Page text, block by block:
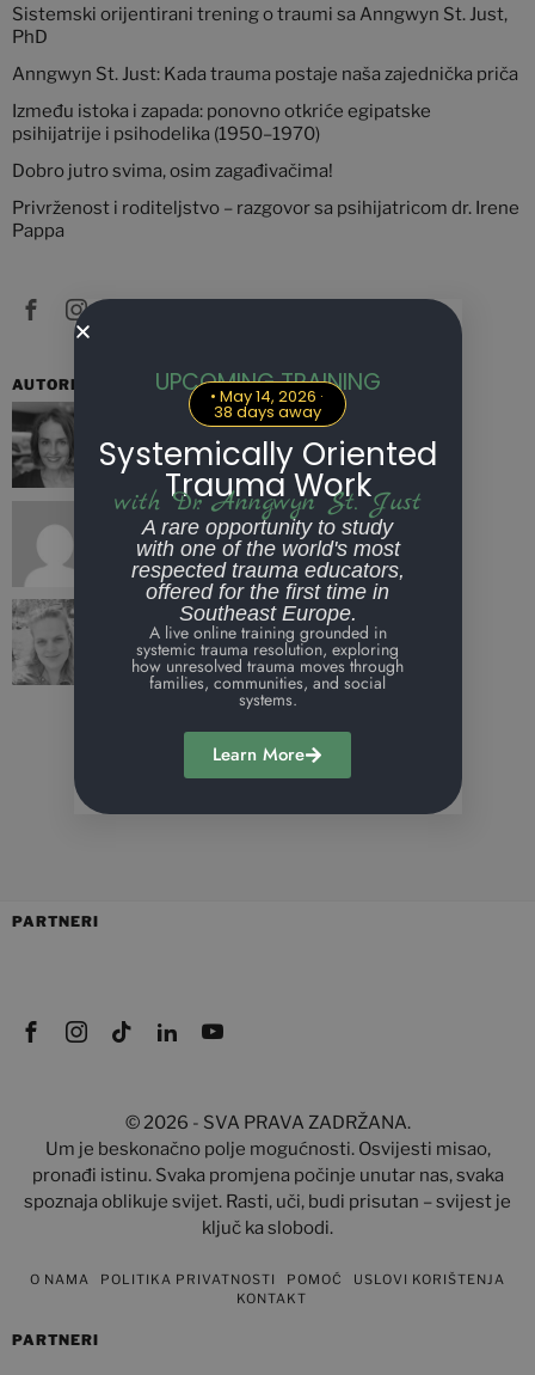
Sistemski orijentirani trening o traumi sa Anngwyn St. Just,
PhD
Anngwyn St. Just: Kada trauma postaje naša zajednička priča
Između istoka i zapada: ponovno otkriće egipatske
psihijatrije i psihodelika (1950–1970)
Dobro jutro svima, osim zagađivačima!
Privrženost i roditeljstvo – razgovor sa psihijatricom dr. Irene
Pappa
AUTORI
MMSc, Iskra Tabaković Hasić
admin
Nina Mutevelic
PARTNERI
©2026 - SVA PRAVA ZADRŽANA.
Um je beskonačno polje mogućnosti. Osvijesti misao,
pronađi istinu. Svaka promjena počinje unutar nas, svaka
spoznaja oblikuje svijet. Rasti, uči, budi prisutan – svijest je
ključ ka slobodi.
O NAMA POLITIKA PRIVATNOSTI POMOĆ
USLOVI KORIŠTENJA
KONTAKT
PARTNERI
UPCOMING TRAINING
• May 14, 2026 ·
38 days away
Systemically Oriented
Trauma Work
with Dr. Anngwyn St. Just
A rare opportunity to study
with one of the world's most
respected trauma educators,
offered for the first time in
Southeast Europe.
A live online training grounded in
systemic trauma resolution, exploring
how unresolved trauma moves through
families, communities, and social
systems.
Learn More